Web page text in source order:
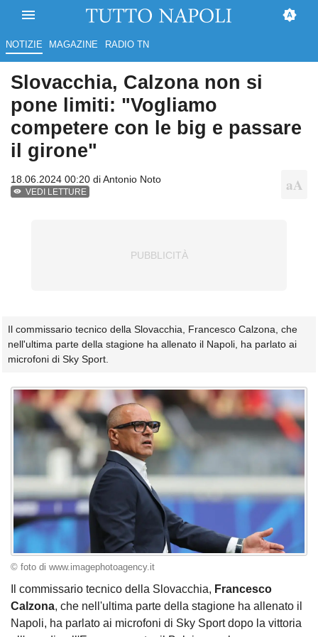
NOTIZIE MAGAZINE RADIO TN
Slovacchia, Calzona non si
pone limiti: "Vogliamo
competere con le big e passare
il girone"
18.06.2024 00:20 diAntonio Noto
VEDI LETTURE
Il commissario tecnico della Slovacchia, Francesco Calzona, che
nell'ultima parte della stagione ha allenato il Napoli, ha parlato ai
microfoni di Sky Sport.
© foto di www.imagephotoagency.it
Il commissario tecnico della Slovacchia, Francesco
Calzona, che nell'ultima parte della stagione ha allenato il
Napoli, ha parlato ai microfoni di Sky Sport dopo la vittoria